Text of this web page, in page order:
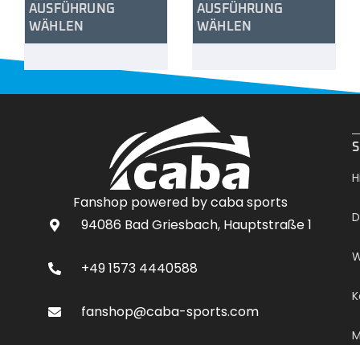
AUSFÜHRUNG
WÄHLEN
AUSFÜHRUNG
WÄHLEN
Fanshop powered by caba sports
94086 Bad Griesbach, Hauptstraße 1
+49 1573 4440588
fanshop@caba-sports.com